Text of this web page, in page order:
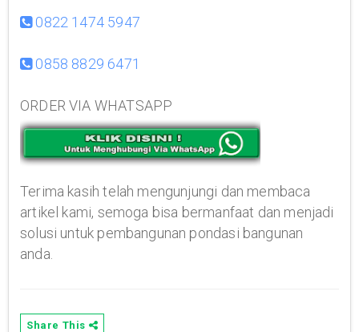
0822 1474 5947
0858 8829 6471
ORDER VIA WHATSAPP
Terima kasih telah mengunjungi dan membaca
artikel kami, semoga bisa bermanfaat dan menjadi
solusi untuk pembangunan pondasi bangunan
anda.
Share This